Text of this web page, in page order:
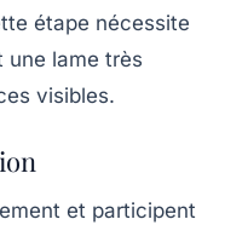
étape nécessite
une lame très
visibles.
et participent